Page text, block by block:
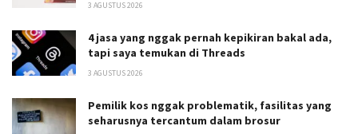
3 AGUSTUS 2026
4 jasa yang nggak pernah kepikiran bakal ada,
tapi saya temukan di Threads
3 AGUSTUS 2026
Pemilik kos nggak problematik, fasilitas yang
seharusnya tercantum dalam brosur